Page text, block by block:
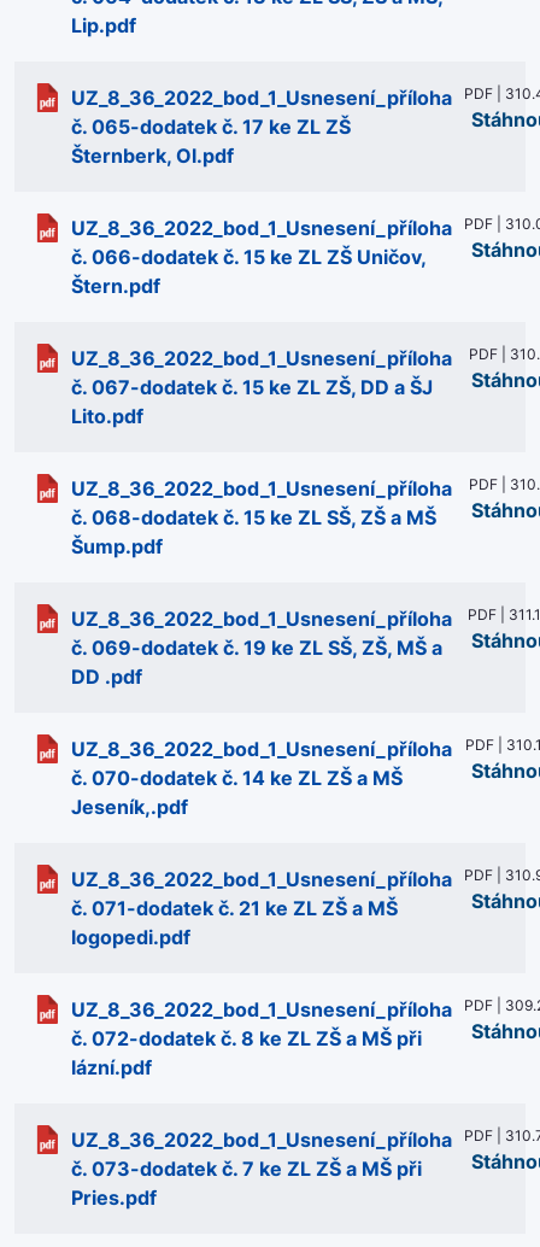
Lip.pdf
UZ_8_36_2022_bod_1_Usnesení_příloha
č. 065-dodatek č. 17 ke ZL ZŠ
Šternberk, Ol.pdf
PDF |
UZ_8_36_2022_bod_1_Usnesení_příloha
č. 066-dodatek č. 15 ke ZL ZŠ Uničov,
Štern.pdf
PDF |
UZ_8_36_2022_bod_1_Usnesení_příloha
č. 067-dodatek č. 15 ke ZL ZŠ, DD a ŠJ
Lito.pdf
PDF |
UZ_8_36_2022_bod_1_Usnesení_příloha
č. 068-dodatek č. 15 ke ZL SŠ, ZŠ a MŠ
Šump.pdf
PDF |
UZ_8_36_2022_bod_1_Usnesení_příloha
č. 069-dodatek č. 19 ke ZL SŠ, ZŠ, MŠ a
DD .pdf
PDF |
UZ_8_36_2022_bod_1_Usnesení_příloha
č. 070-dodatek č. 14 ke ZL ZŠ a MŠ
Jeseník,.pdf
PDF |
UZ_8_36_2022_bod_1_Usnesení_příloha
č. 071-dodatek č. 21 ke ZL ZŠ a MŠ
logopedi.pdf
PDF |
UZ_8_36_2022_bod_1_Usnesení_příloha
č. 072-dodatek č. 8 ke ZL ZŠ a MŠ při
lázní.pdf
PDF |
UZ_8_36_2022_bod_1_Usnesení_příloha
č. 073-dodatek č. 7 ke ZL ZŠ a MŠ při
Pries.pdf
PDF |